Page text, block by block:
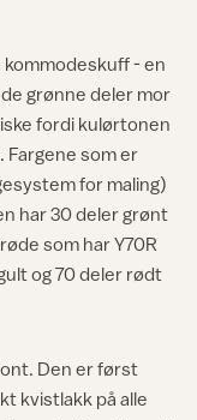
kommodeskuff - en
grønne deler mor
fordi kulørtonen
Fargene som er
for maling)
har 30 deler grønt
som har Y70R
og 70 deler rødt
Den er først
kvistlakk på alle